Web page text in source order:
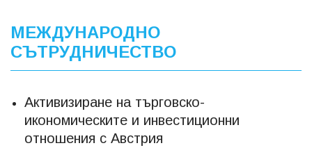
МЕЖДУНАРОДНО
СЪТРУДНИЧЕСТВО
Активизиране на търговско-
икономическите и инвестиционни
отношения с Австрия